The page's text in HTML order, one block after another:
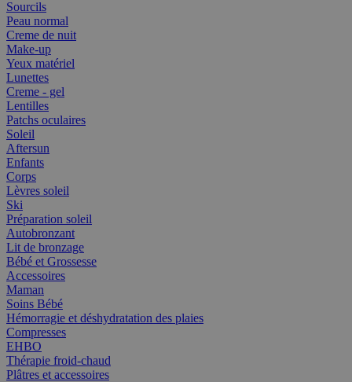
Sourcils
Peau normal
Creme de nuit
Make-up
Yeux matériel
Lunettes
Creme - gel
Lentilles
Patchs oculaires
Soleil
Aftersun
Enfants
Corps
Lèvres soleil
Ski
Préparation soleil
Autobronzant
Lit de bronzage
Bébé et Grossesse
Accessoires
Maman
Soins Bébé
Hémorragie et déshydratation des plaies
Compresses
EHBO
Thérapie froid-chaud
Plâtres et accessoires